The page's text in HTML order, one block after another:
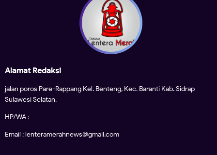
Alamat Redaksi
jalan poros Pare-Rappang Kel. Benteng, Kec. Baranti Kab. Sidrap
Sulawesi Selatan.
HP/WA :
Email : lenteramerahnews@gmail.com